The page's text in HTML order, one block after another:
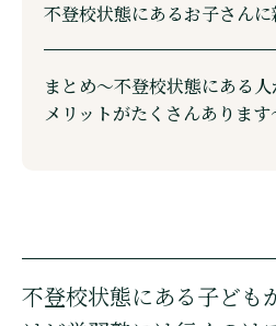
不登校状態にあるお子さん
まとめ～不登校状態にある
メリットがたくさんあります
不登校状態にある子ども